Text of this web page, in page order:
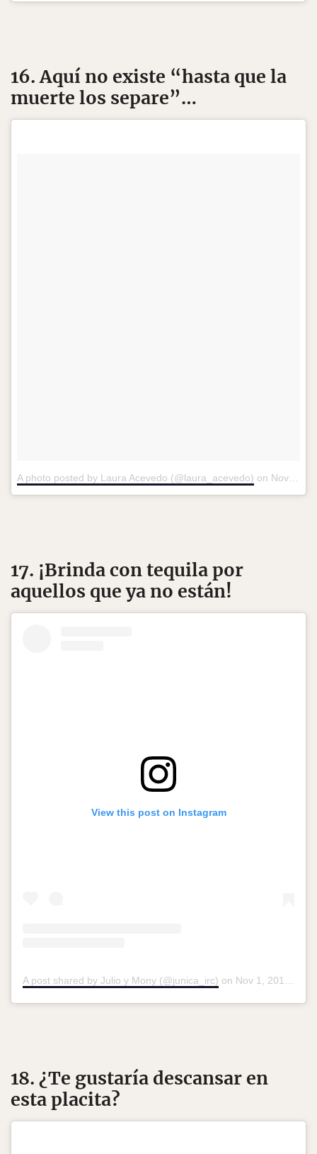
16. Aquí no existe “hasta que la
muerte los separe”…
A photo posted by Laura Acevedo (@laura_acevedo) on Nov 5, 2015 at 7:07am PST
17. ¡Brinda con tequila por
aquellos que ya no están!
View this post on Instagram
A post shared by Julio y Mony (@junica_irc) on Nov 1, 2018 at 9:58pm PDT
18. ¿Te gustaría descansar en
esta placita?